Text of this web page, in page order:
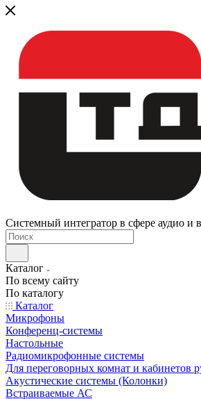
Системный интегратор в сфере аудио и
Каталог
По всему сайту
По каталогу
Каталог
Микрофоны
Конференц-системы
Настольные
Радиомикрофонные системы
Для переговорных комнат и кабинетов
Акустические системы (Колонки)
Встраиваемые АС